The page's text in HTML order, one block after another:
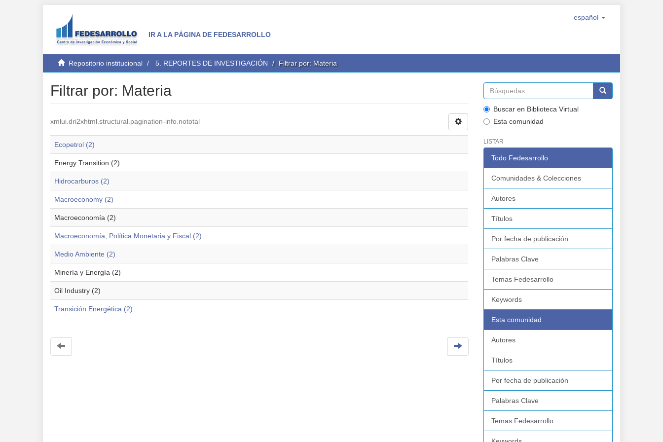
IR A LA PÁGINA DE FEDESARROLLO
español
Repositorio institucional 5. REPORTES DE INVESTIGACIÓN Filtrar por: Materia
Filtrar por: Materia
xmlui.dri2xhtml.structural.pagination-info.nototal
Ecopetrol (2)
Energy Transition (2)
Hidrocarburos (2)
Macroeconomy (2)
Macroeconomía (2)
Macroeconomía, Política Monetaria y Fiscal (2)
Medio Ambiente (2)
Minería y Energía (2)
Oil Industry (2)
Transición Energética (2)
Buscar en Biblioteca Virtual
Esta comunidad
LISTAR
Todo Fedesarrollo
Comunidades & Colecciones
Autores
Títulos
Por fecha de publicación
Palabras Clave
Temas Fedesarrollo
Keywords
Esta comunidad
Autores
Títulos
Por fecha de publicación
Palabras Clave
Temas Fedesarrollo